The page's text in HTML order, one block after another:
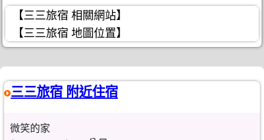
【三三旅宿 相關網站】
【三三旅宿 地圖位置】
三三旅宿 附近住宿
微笑的家